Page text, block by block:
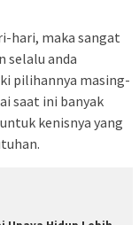
hari, maka sangat
selalu anda
pilihannya masing-
saat ini banyak
kenisnya yang